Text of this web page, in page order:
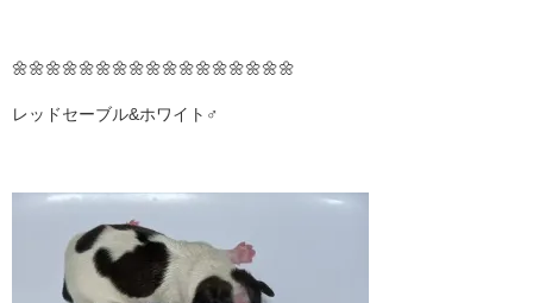
🌼🌼🌼🌼🌼🌼🌼🌼🌼🌼🌼🌼🌼🌼🌼🌼🌼
レッドセーブル&ホワイト♂